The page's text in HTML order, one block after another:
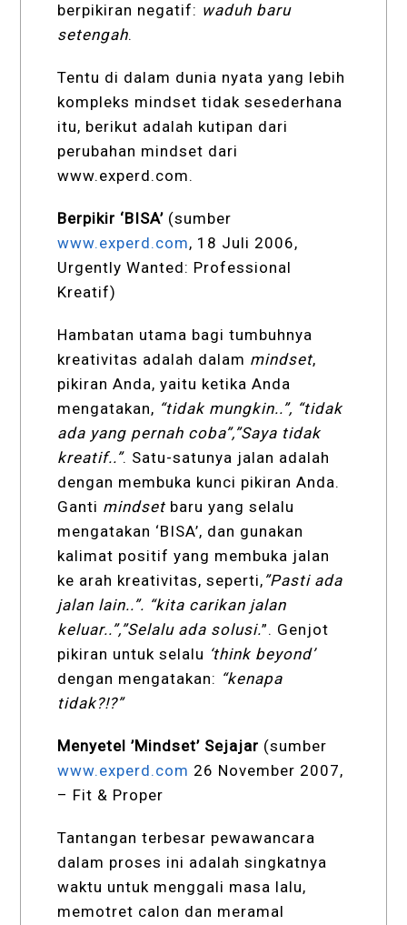
berpikiran negatif: waduh baru
setengah.
Tentu di dalam dunia nyata yang lebih
kompleks mindset tidak sesederhana
itu, berikut adalah kutipan dari
perubahan mindset dari
www.experd.com.
Berpikir ‘BISA’ (sumber
www.experd.com, 18 Juli 2006,
Urgently Wanted: Professional
Kreatif)
Hambatan utama bagi tumbuhnya
kreativitas adalah dalam mindset,
pikiran Anda, yaitu ketika Anda
mengatakan, “tidak mungkin..”, “tidak
ada yang pernah coba”,”Saya tidak
kreatif..”. Satu-satunya jalan adalah
dengan membuka kunci pikiran Anda.
Ganti mindset baru yang selalu
mengatakan ‘BISA’, dan gunakan
kalimat positif yang membuka jalan
ke arah kreativitas, seperti, ”Pasti ada
jalan lain..”. “kita carikan jalan
keluar..”,”Selalu ada solusi.”. Genjot
pikiran untuk selalu ‘think beyond’
dengan mengatakan: “kenapa
tidak?!?”
Menyetel ’Mindset’ Sejajar (sumber
www.experd.com 26 November 2007,
– Fit & Proper
Tantangan terbesar pewawancara
dalam proses ini adalah singkatnya
waktu untuk menggali masa lalu,
memotret calon dan meramal